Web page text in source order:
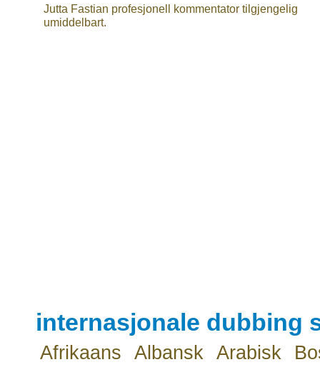
Jutta Fastian profesjonell kommentator tilgjengelig
umiddelbart.
internasjonale dubbing
Afrikaans Albansk Arabisk